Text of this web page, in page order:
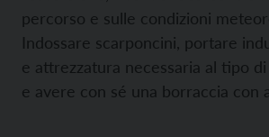
percorso e sulle condizioni
Indossare scarponcini, portare
e attrezzatura necessaria al tipo di
e avere con sé una borraccia con